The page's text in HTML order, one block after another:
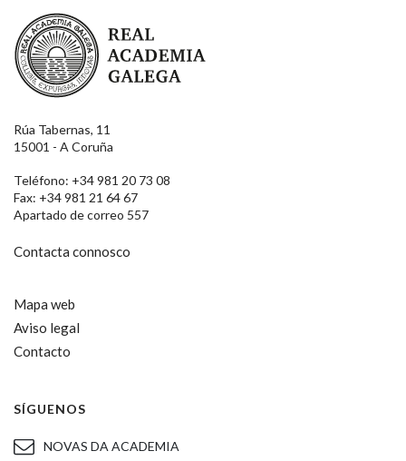
Real Academia Galega
Rúa Tabernas, 11
15001 - A Coruña
Teléfono: +34 981 20 73 08
Fax: +34 981 21 64 67
Apartado de correo 557
Contacta connosco
Mapa web
Aviso legal
Contacto
SÍGUENOS
NOVAS DA ACADEMIA